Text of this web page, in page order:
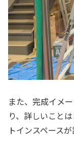
また、完成イメ
り、詳しいこと
トインスペース